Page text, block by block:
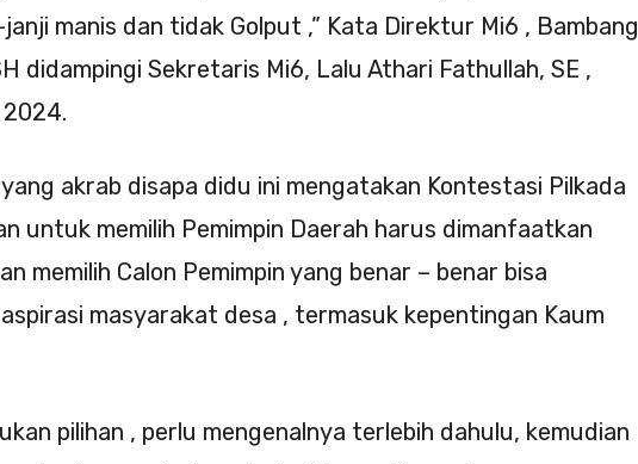
manis dan tidak Golput ,” Kata Direktur Mi6 , Bambang
didampingi Sekretaris Mi6, Lalu Athari Fathullah, SE ,
akrab disapa didu ini mengatakan Kontestasi Pilkada
untuk memilih Pemimpin Daerah harus dimanfaatkan
memilih Calon Pemimpin yang benar – benar bisa
masyarakat desa , termasuk kepentingan Kaum
pilihan , perlu mengenalnya terlebih dahulu, kemudian